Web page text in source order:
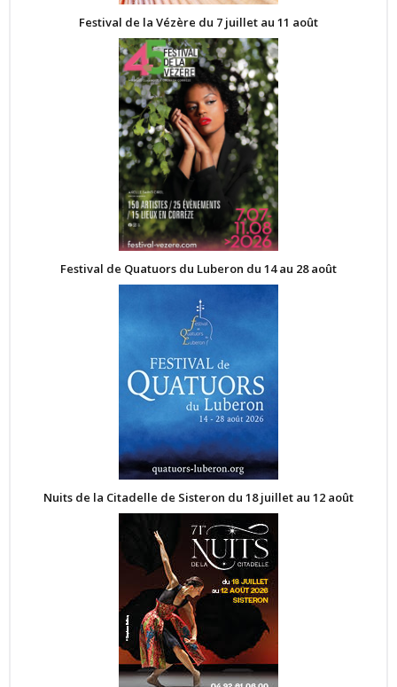
Festival de la Vézère du 7 juillet au 11 août
Festival de Quatuors du Luberon du 14 au 28 août
Nuits de la Citadelle de Sisteron du 18 juillet au 12 août